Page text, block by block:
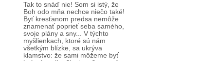
Tak to snáď nie! Som si istý, že
Boh odo mňa nechce niečo také!
Byť kresťanom predsa nemôže
znamenať poprieť seba samého,
svoje plány a sny... V týchto
myšlienkach, ktoré sú nám
všetkým blízke, sa ukrýva
klamstvo: že sami môžeme byť